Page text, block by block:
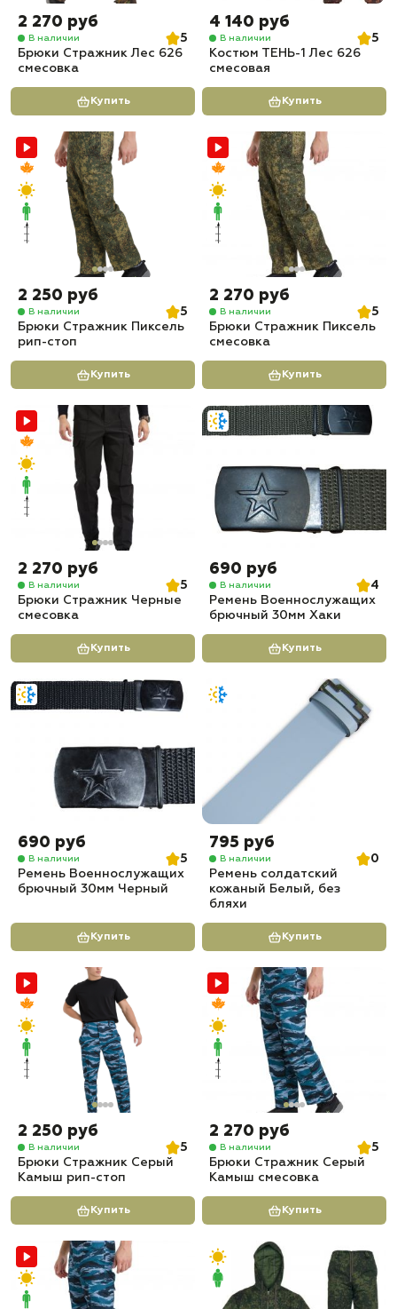
2 270 руб
В наличии
5
Брюки Стражник Лес 626
смесовка
Купить
4 140 руб
В наличии
5
Костюм ТЕНЬ-1 Лес 626
смесовая
Купить
2 250 руб
В наличии
5
Брюки Стражник Пиксель
рип-стоп
Купить
2 270 руб
В наличии
5
Брюки Стражник Пиксель
смесовка
Купить
2 270 руб
В наличии
5
Брюки Стражник Черные
смесовка
Купить
690 руб
В наличии
4
Ремень Военнослужащих
брючный 30мм Хаки
Купить
690 руб
В наличии
5
Ремень Военнослужащих
брючный 30мм Черный
Купить
795 руб
В наличии
0
Ремень солдатский
кожаный Белый, без
бляхи
Купить
2 250 руб
В наличии
5
Брюки Стражник Серый
Камыш рип-стоп
Купить
2 270 руб
В наличии
5
Брюки Стражник Серый
Камыш смесовка
Купить